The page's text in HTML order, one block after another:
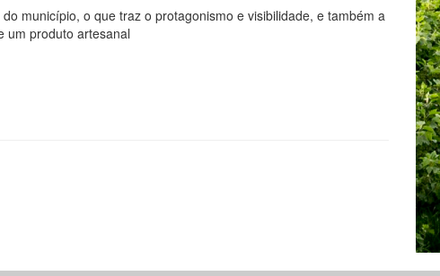
município, o que traz o protagonismo e visibilidade, e também a
um produto artesanal